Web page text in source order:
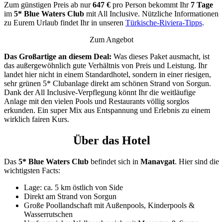
Zum günstigen Preis ab nur647 € pro Person bekommt Ihr 7 Tage
im 5* Blue Waters Club mit All Inclusive. Nützliche Informationen
zu Eurem Urlaub findet Ihr in unseren Türkische-Riviera-Tipps.
Zum Angebot
Das Großartige an diesem Deal: Was dieses Paket ausmacht, ist
das außergewöhnlich gute Verhältnis von Preis und Leistung. Ihr
landet hier nicht in einem Standardhotel, sondern in einer riesigen,
sehr grünen 5* Clubanlage direkt am schönen Strand von Sorgun.
Dank der All Inclusive-Verpflegung könnt Ihr die weitläufige
Anlage mit den vielen Pools und Restaurants völlig sorglos
erkunden. Ein super Mix aus Entspannung und Erlebnis zu einem
wirklich fairen Kurs.
Über das Hotel
Das 5* Blue Waters Club befindet sich in Manavgat. Hier sind die
wichtigsten Facts:
Lage: ca. 5 km östlich von Side
Direkt am Strand von Sorgun
Große Poollandschaft mit Außenpools, Kinderpools &
Wasserrutschen